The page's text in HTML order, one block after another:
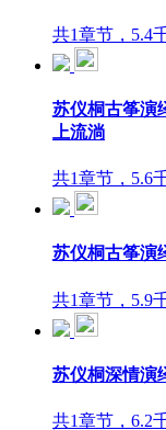
共1章节，5.4
苏仪桐古筝演
上流淌
共1章节，5.6
苏仪桐古筝演
共1章节，5.9
苏仪桐深情演
共1章节，6.2